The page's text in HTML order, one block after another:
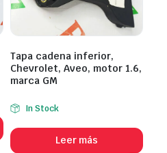
Tapa cadena inferior,
Chevrolet, Aveo, motor 1.6,
marca GM
In Stock
Leer más